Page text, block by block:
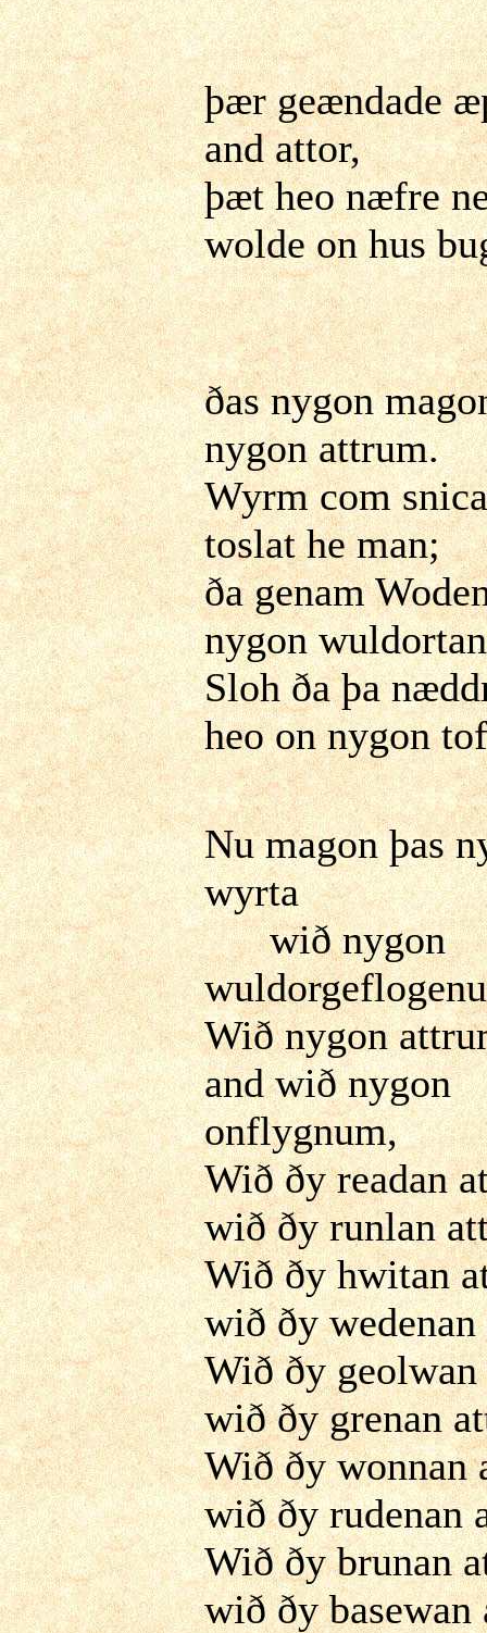
þær geændade
and attor,
þæt heo næfre
wolde on hus
ðas nygon
nygon attrum.
Wyrm com
toslat he man;
ða genam
nygon
Sloh ða þa
heo on nygon
Nu magon þas
wyrta
wið nygon
Wið nygon
and wið nygon
onflygnum,
Wið ðy readan
wið ðy runlan
Wið ðy hwitan
wið ðy wedenan
Wið ðy geolwan
wið ðy grenan
Wið ðy wonnan
wið ðy rudenan
Wið ðy brunan
wið ðy basewan